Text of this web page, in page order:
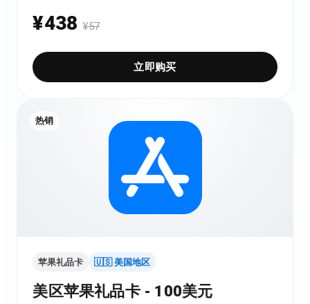
¥438 ¥57
立即购买
热销
苹果礼品卡 🇺🇸 美国地区
美区苹果礼品卡 - 100美元